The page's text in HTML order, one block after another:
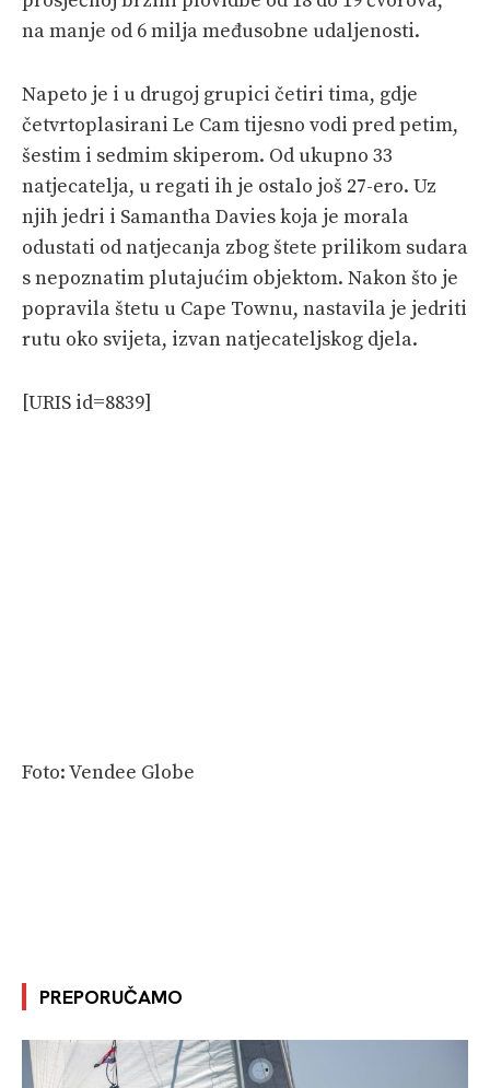
na manje od 6 milja međusobne udaljenosti.
Napeto je i u drugoj grupici četiri tima, gdje
četvrtoplasirani Le Cam tijesno vodi pred petim,
šestim i sedmim skiperom. Od ukupno 33
natjecatelja, u regati ih je ostalo još 27-ero. Uz
njih jedri i Samantha Davies koja je morala
odustati od natjecanja zbog štete prilikom sudara
s nepoznatim plutajućim objektom. Nakon što je
popravila štetu u Cape Townu, nastavila je jedriti
rutu oko svijeta, izvan natjecateljskog djela.
[URIS id=8839]
Foto: Vendee Globe
PREPORUČAMO